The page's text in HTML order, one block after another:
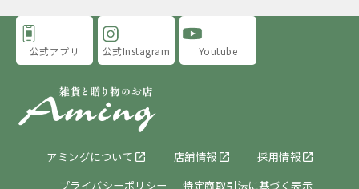
アミングについて 店舗情報
採用情報
プライバシーポリシー
特定商取引法に基づく表示
公式アプリ 公式Instagram Youtube